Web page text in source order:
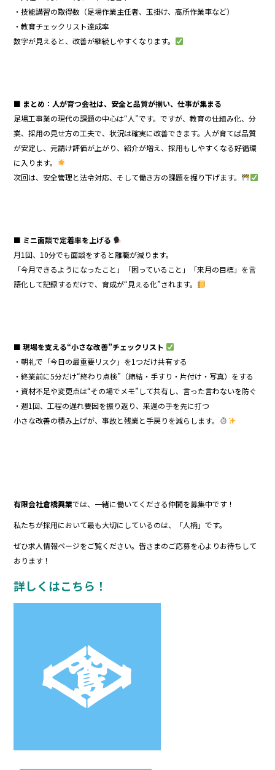
・技能講習の取得数（足場作業主任者、玉掛け、高所作業車など）
・教育チェックリスト達成率
数字が見えると、改善が継続しやすくなります。
■ まとめ：人が育つ会社は、安全と品質が揃い、仕事が集まる
足場工事業の現代の課題の中心は“人”です。ですが、教育の仕組み化、分
業、採用の見せ方の工夫で、状況は確実に改善できます。人が育てば品質
が安定し、元請け評価が上がり、紹介が増え、採用もしやすくなる好循環
に入ります。
次回は、安全管理と法令対応、そして働き方の課題を掘り下げます。
■ ミニ面談で定着率を上げる
月1回、10分でも面談をすると離職が減ります。
「今月できるようになったこと」「困っていること」「来月の目標」を言
語化して記録するだけで、育成が“見える化”されます。
■ 現場を支える“小さな改善”チェックリスト
・朝礼で「今日の最重要リスク」を1つだけ共有する
・終業前に5分だけ“終わり点検”（締結・手すり・片付け・写真）をする
・資材不足や変更点は“その場でメモ”して共有し、言った言わないを防ぐ
・週1回、工程の遅れ要因を振り返り、来週の手を先に打つ
小さな改善の積み上げが、事故と残業と手戻りを減らします。
有限会社倉橋興業では、一緒に働いてくださる仲間を募集中です！
私たちが採用において最も大切にしているのは、「人柄」です。
ぜひ求人情報ページをご覧ください。皆さまのご応募を心よりお待ちして
おります！
詳しくはこちら！